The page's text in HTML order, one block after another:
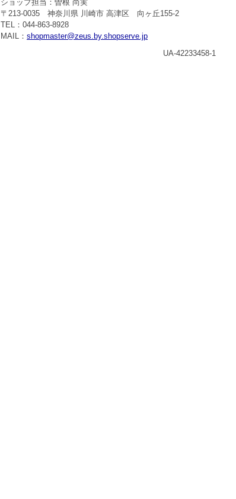
ショップ担当：曽根 尚実
〒213-0035 神奈川県 川崎市 高津区 向ヶ丘155-2
TEL：044-863-8928
MAIL： shopmaster@zeus.by.shopserve.jp
UA-42233458-1